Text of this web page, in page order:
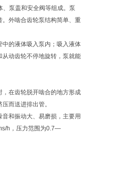
泵盖和安全阀等组成。泵
外啮合齿轮泵结构简单、重
的液体吸入泵内；吸入液体
动齿轮不停地旋转，泵就能
在齿轮脱开啮合的地方形成
而送进排出管。
和振动大、易磨损，主要用
h，压力范围为0.7—